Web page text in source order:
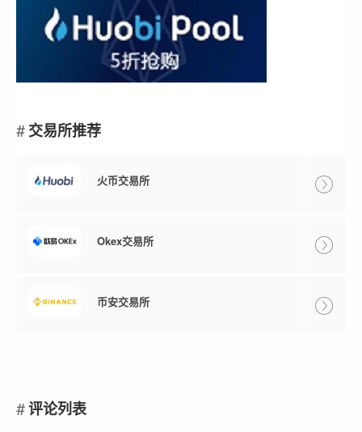
交易所推荐
火币交易所
Okex交易所
币安交易所
评论列表